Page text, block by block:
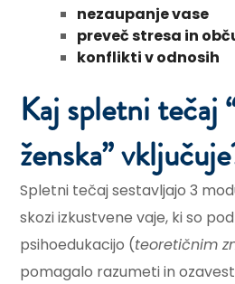
nezaupanje vase
preveč stresa in
konflikti v odnosih
Kaj spletni tečaj
ženska”
Spletni tečaj sestavljajo 3
skozi izkustvene vaje, ki so
psihoedukacijo (teoretičnim
pomagalo razumeti in